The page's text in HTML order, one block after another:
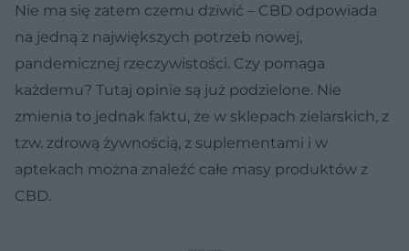
Nie ma się zatem czemu dziwić – CBD odpowiada
na jedną z największych potrzeb nowej,
pandemicznej rzeczywistości. Czy pomaga
każdemu? Tutaj opinie są już podzielone. Nie
zmienia to jednak faktu, że w sklepach zielarskich, z
tzw. zdrową żywnością, z suplementami i w
aptekach można znaleźć całe masy produktów z
CBD.